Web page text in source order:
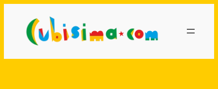
contenido